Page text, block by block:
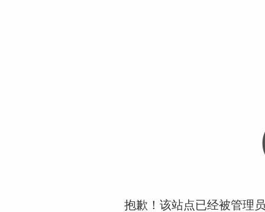
抱歉！该站点已经被管理